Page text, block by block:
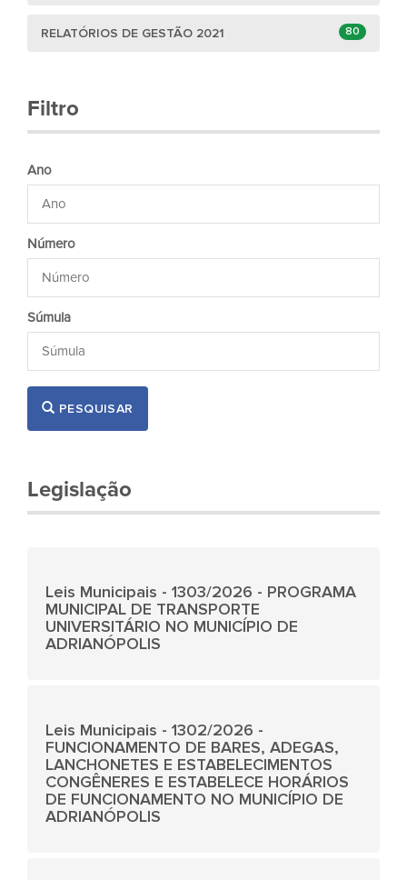
RELATÓRIOS DE GESTÃO 2021 80
Filtro
Ano
Número
Súmula
PESQUISAR
Legislação
Leis Municipais - 1303/2026 - PROGRAMA
MUNICIPAL DE TRANSPORTE
UNIVERSITÁRIO NO MUNICÍPIO DE
ADRIANÓPOLIS
Leis Municipais - 1302/2026 -
FUNCIONAMENTO DE BARES, ADEGAS,
LANCHONETES E ESTABELECIMENTOS
CONGÊNERES E ESTABELECE HORÁRIOS
DE FUNCIONAMENTO NO MUNICÍPIO DE
ADRIANÓPOLIS